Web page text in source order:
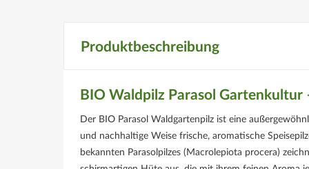
Produktbeschreibung
BIO Waldpilz Parasol
Der BIO Parasol Waldgartenpilz ist eine
und nachhaltige Weise frische, aromatische
bekannten Parasolpilzes (Macrolepiota procera)